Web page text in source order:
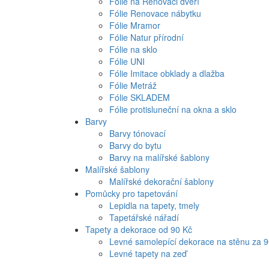
Fólie Renovace nábytku
Fólie Mramor
Fólie Natur přírodní
Fólie na sklo
Fólie UNI
Fólie Imitace obklady a dlažba
Fólie Metráž
Fólie SKLADEM
Fólie protisluneční na okna a sklo
Barvy
Barvy tónovací
Barvy do bytu
Barvy na malířské šablony
Malířské šablony
Malířské dekorační šablony
Pomůcky pro tapetování
Lepidla na tapety, tmely
Tapetářské nářadí
Tapety a dekorace od 90 Kč
Levné samolepící dekorace na stěnu za
Levné tapety na zeď